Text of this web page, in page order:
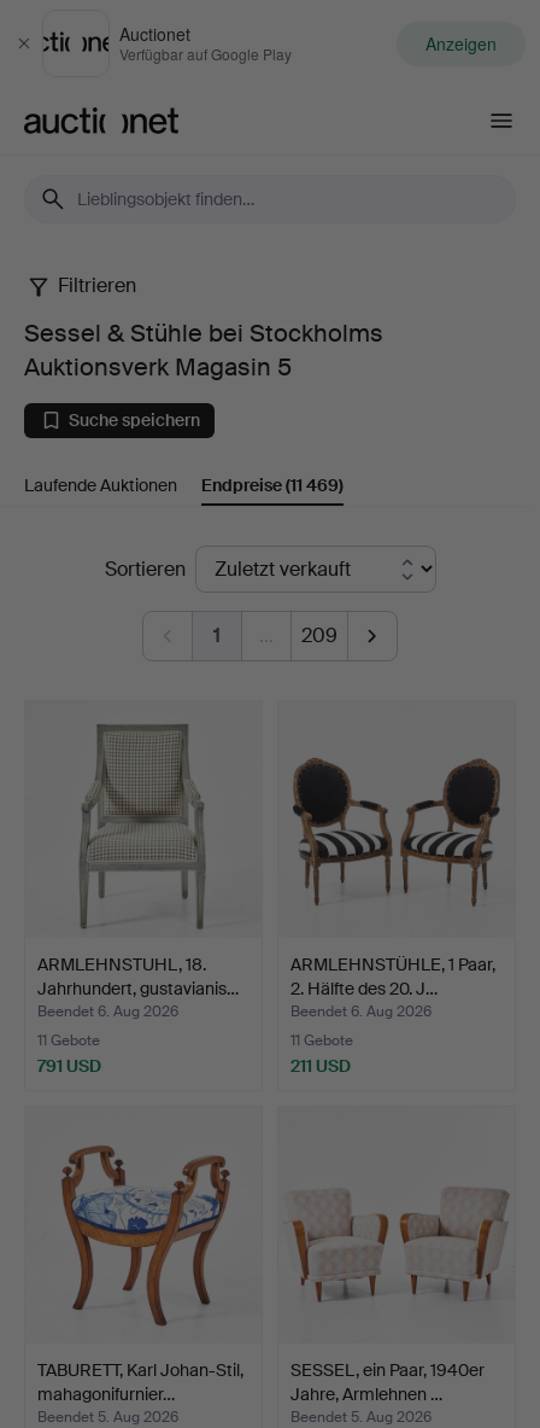
Schließen
Auctionet
Verfügbar auf Google Play Anzeigen
Sessel
Stühle
bei
Auktionsverk
Magasin
Filtrieren
Sessel & Stühle bei Stockholms
Auktionsverk Magasin 5
Suche speichern
Laufende Auktionen Endpreise(11 469)
EndpreiseSortieren
1 … 209
ARMLEHNSTUHL, 18.
Jahrhundert, gustavianis…
Beendet 6. Aug 2026
11 Gebote
791 USD
ARMLEHNSTÜHLE, 1 Paar,
2. Hälfte des 20. J…
Beendet 6. Aug 2026
11 Gebote
211 USD
TABURETT, Karl Johan-Stil,
mahagonifurnier…
Beendet 5. Aug 2026
SESSEL, ein Paar, 1940er
Jahre, Armlehnen …
Beendet 5. Aug 2026